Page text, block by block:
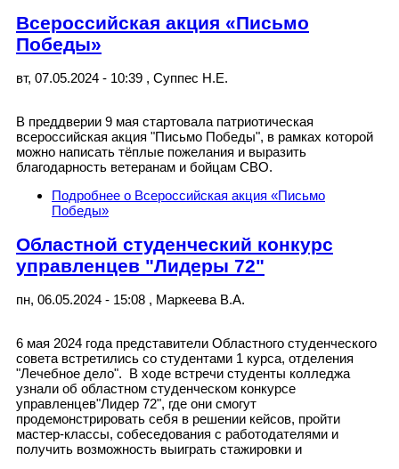
Всероссийская акция «Письмо
Победы»
вт, 07.05.2024 - 10:39 , Суппес Н.Е.
В преддверии 9 мая стартовала патриотическая
всероссийская акция "Письмо Победы", в рамках которой
можно написать тёплые пожелания и выразить
благодарность ветеранам и бойцам СВО.
Подробнее о Всероссийская акция «Письмо
Победы»
Областной студенческий конкурс
управленцев "Лидеры 72"
пн, 06.05.2024 - 15:08 , Маркеева В.А.
6 мая 2024 года представители Областного студенческого
совета встретились со студентами 1 курса, отделения
"Лечебное дело". В ходе встречи студенты колледжа
узнали об областном студенческом конкурсе
управленцев"Лидер 72", где они смогут
продемонстрировать себя в решении кейсов, пройти
мастер-классы, собеседования с работодателями и
получить возможность выиграть стажировки и